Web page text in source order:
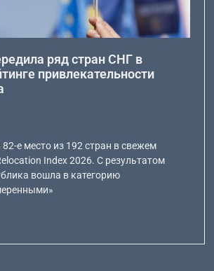
ряд стран СНГ в
привлекательности
е место из 192 стран в свежем
Index 2026. С результатом
вошла в категорию